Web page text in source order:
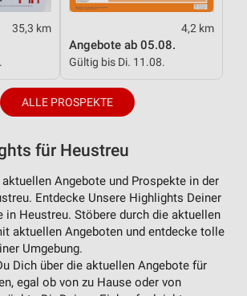
35,3 km 4,2 km
Angebote ab 05.08.
Gültig bis Di. 11.08.
ALLE PROSPEKTE
für Heustreu
Angebote und Prospekte in der
Entdecke Unsere Highlights Deiner
in Heustreu. Stöbere durch die aktuellen
aktuellen Angeboten und entdecke tolle
Umgebung.
Dich über die aktuellen Angebote für
egal ob von zu Hause oder von